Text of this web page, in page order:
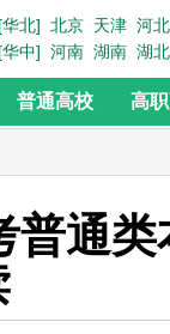
[华北] 北京 天津 河北
[华中] 河南 湖南 湖北
普通高校 高
普通